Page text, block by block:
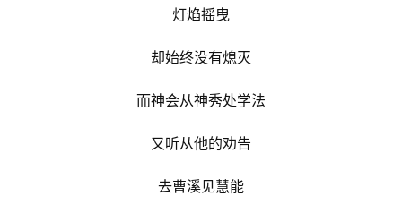
灯焰摇曳
却始终没有熄灭
而神会从神秀处学法
又听从他的劝告
去曹溪见慧能